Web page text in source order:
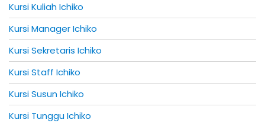
Kursi Kuliah Ichiko
Kursi Manager Ichiko
Kursi Sekretaris Ichiko
Kursi Staff Ichiko
Kursi Susun Ichiko
Kursi Tunggu Ichiko